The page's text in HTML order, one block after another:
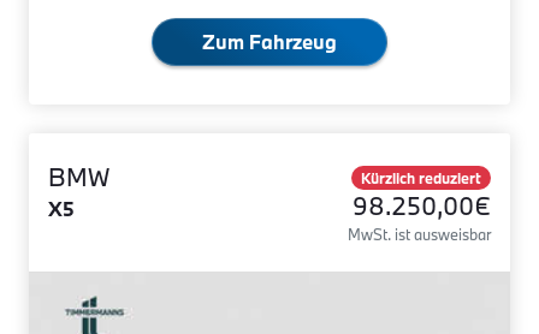
Zum Fahrzeug
BMW
X5
Kürzlich reduziert
98.250,00€
MwSt. ist ausweisbar